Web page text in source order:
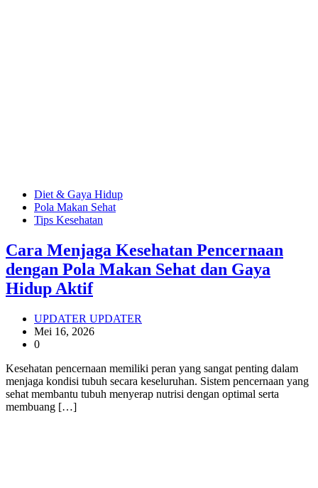
Diet & Gaya Hidup
Pola Makan Sehat
Tips Kesehatan
Cara Menjaga Kesehatan Pencernaan
dengan Pola Makan Sehat dan Gaya
Hidup Aktif
UPDATER UPDATER
Mei 16, 2026
0
Kesehatan pencernaan memiliki peran yang sangat penting dalam
menjaga kondisi tubuh secara keseluruhan. Sistem pencernaan yang
sehat membantu tubuh menyerap nutrisi dengan optimal serta
membuang […]